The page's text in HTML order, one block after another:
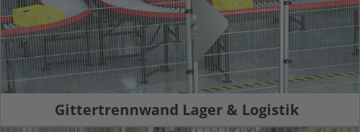
Gittertrennwand Lager & Logistik